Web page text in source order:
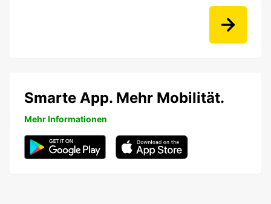
Smarte App. Mehr Mobilität.
Mehr Informationen